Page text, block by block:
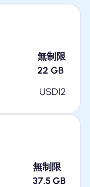
無制限
22 GB
USD12
無制限
37.5 GB